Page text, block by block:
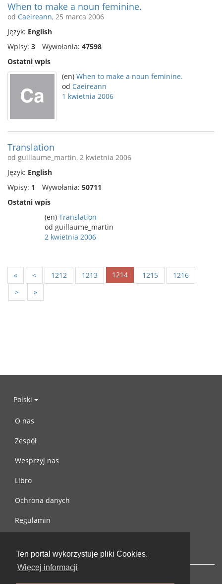
Ten portal wykorzystuje pliki Cookies.
Więcej informacji
When to make a noun feminine.
od Caeireann, 25 marca 2006
Język: English
Wpisy: 3 Wywołania: 47598
Ostatni wpis
(en) When to make a noun feminine.
od Caeireann
1 kwietnia 2006
Translation
od guillaume_martin, 2 kwietnia 2006
Język: English
Wpisy: 1 Wywołania: 50711
Ostatni wpis
(en) Translation
od guillaume_martin
2 kwietnia 2006
« < 1212 1213 1214 1215
1216
>
»
Polski
O nas
Zespół
Wesprzyj nas
Libro
Ochrona danych
Regulamin